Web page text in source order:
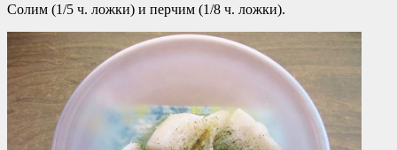
Солим (1/5 ч. ложки) и перчим (1/8 ч. ложки).